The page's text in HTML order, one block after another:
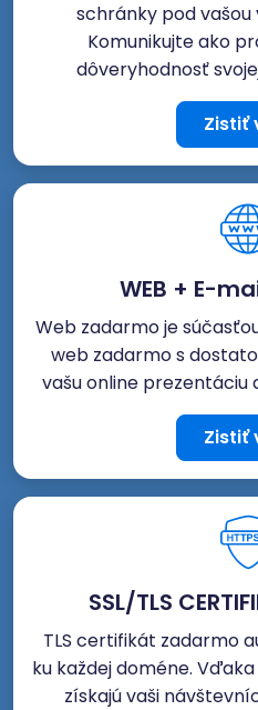
schránky pod vašou
Komunikujte ako
dôveryhodnosť
Zistiť
WEB + E-
Web zadarmo je
web zadarmo s
vašu online
Zistiť
SSL/TLS
TLS certifikát zadarmo
ku každej doméne.
získajú vaši